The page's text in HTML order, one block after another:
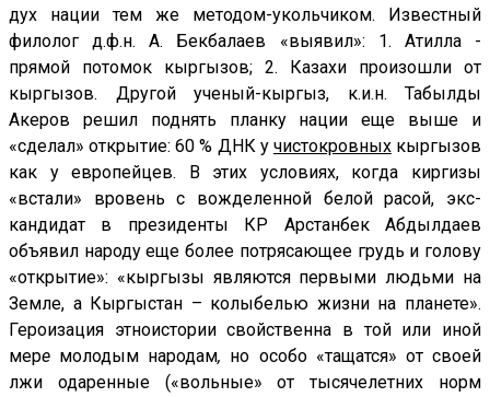
дух нации тем же методом-укольчиком. Известный
филолог д.ф.н. А. Бекбалаев «выявил»: 1. Атилла -
прямой потомок кыргызов; 2. Казахи произошли от
кыргызов. Другой ученый-кыргыз, к.и.н. Табылды
Акеров решил поднять планку нации еще выше и
«сделал» открытие: 60 % ДНК у чистокровныхкыргызов
как у европейцев. В этих условиях, когда киргизы
«встали» вровень с вожделенной белой расой, экс-
кандидат в президенты КР Арстанбек Абдылдаев
объявил народу еще более потрясающее грудь и голову
«открытие»: «кыргызы являются первыми людьми на
Земле, а Кыргыстан – колыбелью жизни на планете».
Героизация этноистории свойственна в той или иной
мере молодым народам, но особо «тащатся» от своей
лжи одаренные («вольные» от тысячелетних норм